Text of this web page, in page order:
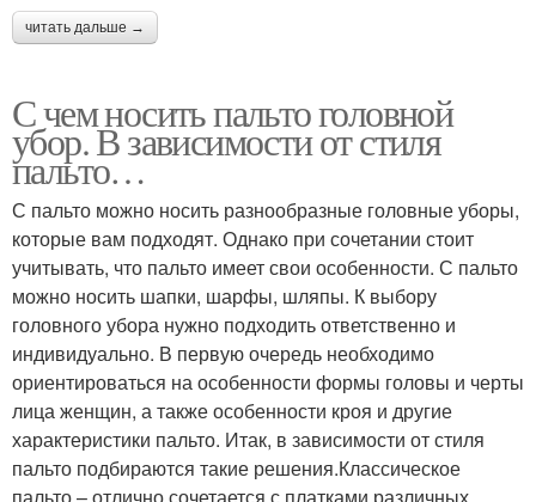
читать дальше →
С чем носить пальто головной
убор. В зависимости от стиля
пальто…
С пальто можно носить разнообразные головные уборы,
которые вам подходят. Однако при сочетании стоит
учитывать, что пальто имеет свои особенности. С пальто
можно носить шапки, шарфы, шляпы. К выбору
головного убора нужно подходить ответственно и
индивидуально. В первую очередь необходимо
ориентироваться на особенности формы головы и черты
лица женщин, а также особенности кроя и другие
характеристики пальто. Итак, в зависимости от стиля
пальто подбираются такие решения.Классическое